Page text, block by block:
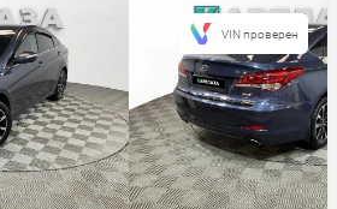
VIN проверен